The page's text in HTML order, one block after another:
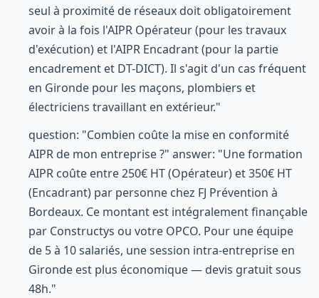
seul à proximité de réseaux doit obligatoirement
avoir à la fois l'AIPR Opérateur (pour les travaux
d'exécution) et l'AIPR Encadrant (pour la partie
encadrement et DT-DICT). Il s'agit d'un cas fréquent
en Gironde pour les maçons, plombiers et
électriciens travaillant en extérieur."
question: "Combien coûte la mise en conformité
AIPR de mon entreprise ?" answer: "Une formation
AIPR coûte entre 250€ HT (Opérateur) et 350€ HT
(Encadrant) par personne chez FJ Prévention à
Bordeaux. Ce montant est intégralement finançable
par Constructys ou votre OPCO. Pour une équipe
de 5 à 10 salariés, une session intra-entreprise en
Gironde est plus économique — devis gratuit sous
48h."